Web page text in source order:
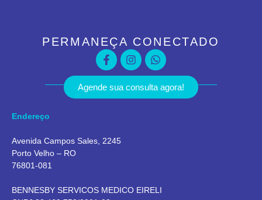
PERMANEÇA CONECTADO
Agende sua consulta agora!
Endereço
Avenida Campos Sales, 2245
Porto Velho – RO
76801-081
BENNESBY SERVICOS MEDICO EIRELI